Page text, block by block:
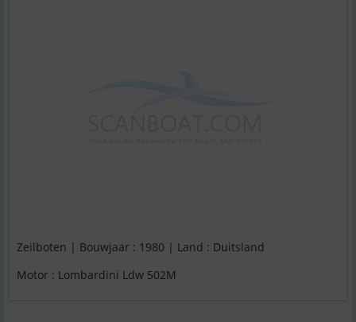
Zeilboten | Bouwjaar : 1980 | Land : Duitsland
Motor : Lombardini Ldw 502M